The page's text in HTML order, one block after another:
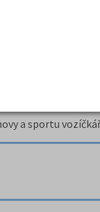
a sportu